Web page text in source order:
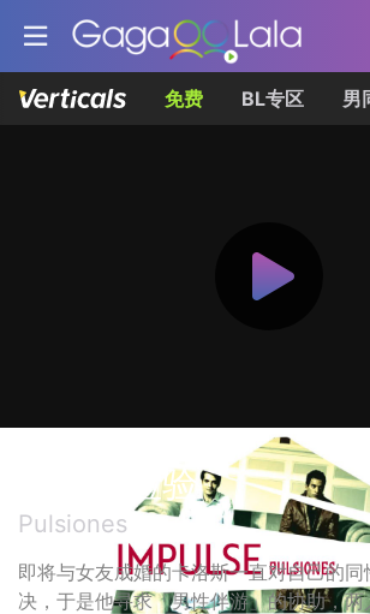
免费 BL专区 男
婚前性检验
Pulsiones
即将与女友成婚的卡洛斯一直对自己的
决，于是他寻求「男性伴游」的协助，